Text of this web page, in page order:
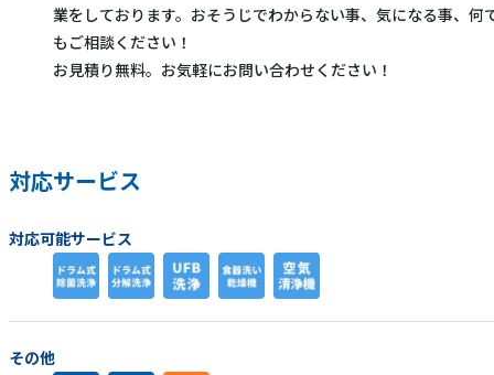
業をしております。おそうじでわからない事、気になる事、何
もご相談ください！
お見積り無料。お気軽にお問い合わせください！
対応サービス
対応可能サービス
その他